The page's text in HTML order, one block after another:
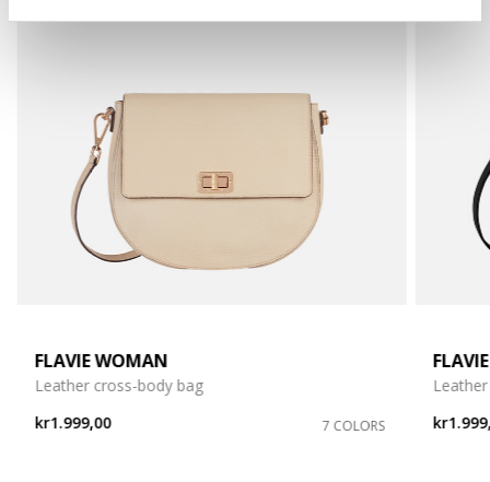
FLAVIE WOMAN
Leather cross-body bag
kr1.999,00
7 COLORS